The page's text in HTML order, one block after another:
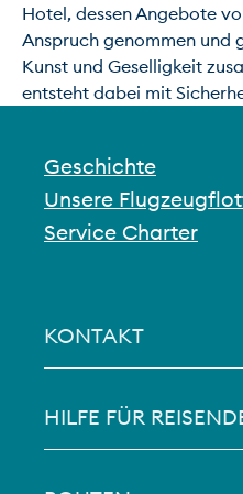
Hotel, dessen Angebote
Anspruch genommen und
Kunst und Geselligkeit
entsteht dabei mit
Geschichte
Unsere
Service Charter
KONTAKT
HILFE FÜR